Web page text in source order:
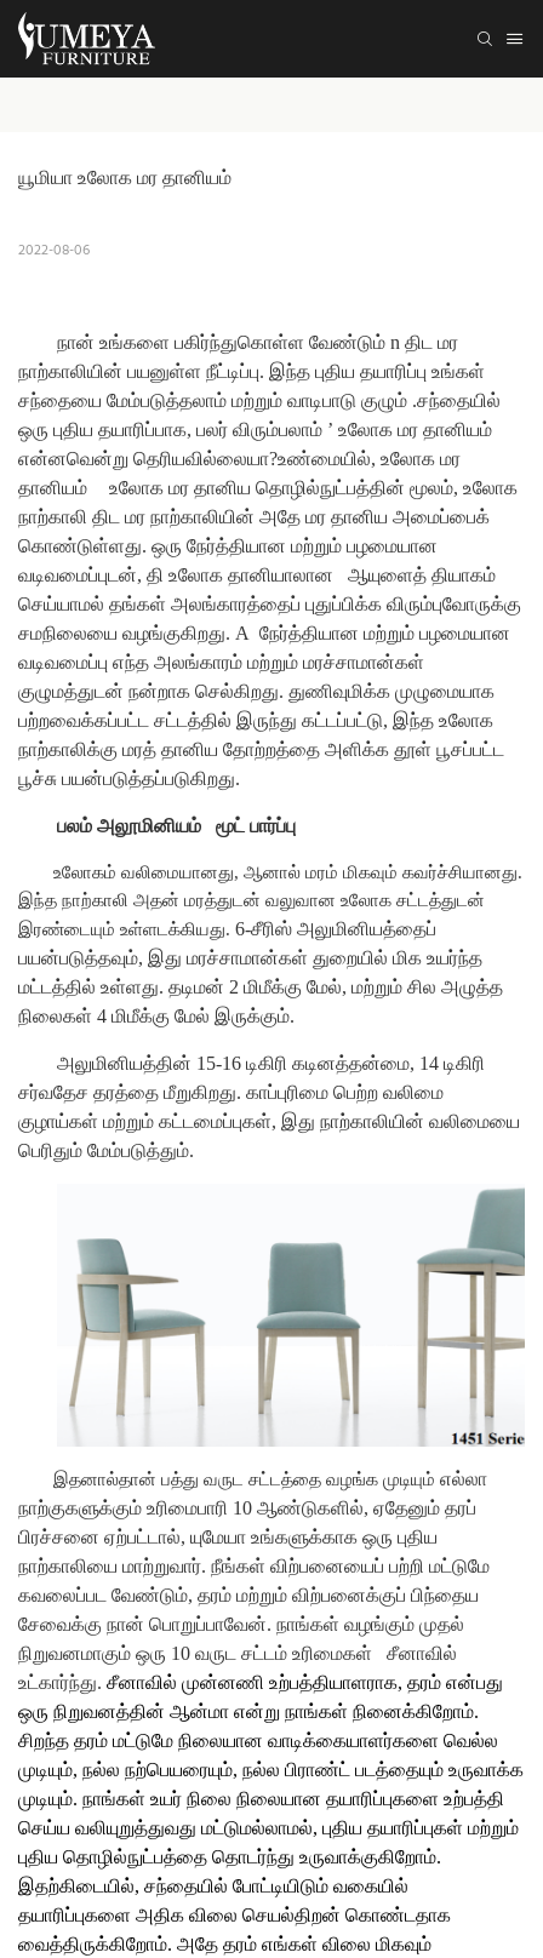
யூமியா உலோக மர தானியம்
2022-08-06
நான் உங்களை பகிர்ந்துகொள்ள வேண்டும் n திட மர
நாற்காலியின் பயனுள்ள நீட்டிப்பு. இந்த புதிய தயாரிப்பு உங்கள்
சந்தையை மேம்படுத்தலாம் மற்றும் வாடிபாடு குழும் .சந்தையில்
ஒரு புதிய தயாரிப்பாக, பலர் விரும்பலாம் ’ உலோக மர தானியம்
என்னவென்று தெரியவில்லையா?உண்மையில், உலோக மர
தானியம்
உலோக மர தானிய தொழில்நுட்பத்தின் மூலம், உலோக
நாற்காலி திட மர நாற்காலியின் அதே மர தானிய அமைப்பைக்
கொண்டுள்ளது. ஒரு நேர்த்தியான மற்றும் பழமையான
வடிவமைப்புடன், தி உலோக தானியாலான
ஆயுளைத் தியாகம்
செய்யாமல் தங்கள் அலங்காரத்தைப் புதுப்பிக்க விரும்புவோருக்கு
சமநிலையை வழங்குகிறது. A நேர்த்தியான மற்றும் பழமையான
வடிவமைப்பு எந்த அலங்காரம் மற்றும் மரச்சாமான்கள்
குழுமத்துடன் நன்றாக செல்கிறது. துணிவுமிக்க முழுமையாக
பற்றவைக்கப்பட்ட சட்டத்தில் இருந்து கட்டப்பட்டு, இந்த உலோக
நாற்காலிக்கு மரத் தானிய தோற்றத்தை அளிக்க தூள் பூசப்பட்ட
பூச்சு பயன்படுத்தப்படுகிறது.
பலம் அலூமினியம் மூட் பார்ப்பு
உலோகம் வலிமையானது, ஆனால் மரம் மிகவும் கவர்ச்சியானது.
இந்த நாற்காலி அதன் மரத்துடன் வலுவான உலோக சட்டத்துடன்
இரண்டையும் உள்ளடக்கியது. 6-சீரிஸ் அலுமினியத்தைப்
பயன்படுத்தவும், இது மரச்சாமான்கள் துறையில் மிக உயர்ந்த
மட்டத்தில் உள்ளது. தடிமன் 2 மிமீக்கு மேல், மற்றும் சில அழுத்த
நிலைகள் 4 மிமீக்கு மேல் இருக்கும்.
அலுமினியத்தின் 15-16 டிகிரி கடினத்தன்மை, 14 டிகிரி
சர்வதேச தரத்தை மீறுகிறது. காப்புரிமை பெற்ற வலிமை
குழாய்கள் மற்றும் கட்டமைப்புகள், இது நாற்காலியின் வலிமையை
பெரிதும் மேம்படுத்தும்.
இதனால்தான் பத்து வருட சட்டத்தை வழங்க முடியும்எல்லா
நாற்குகளுக்கும் உரிமைபாரி 10 ஆண்டுகளில், ஏதேனும் தரப்
பிரச்சனை ஏற்பட்டால், யுமேயா உங்களுக்காக ஒரு புதிய
நாற்காலியை மாற்றுவார். நீங்கள் விற்பனையைப் பற்றி மட்டுமே
கவலைப்பட வேண்டும், தரம் மற்றும் விற்பனைக்குப் பிந்தைய
சேவைக்கு நான் பொறுப்பாவேன். நாங்கள் வழங்கும் முதல்
நிறுவனமாகும் ஒரு 10 வருட சட்டம் உரிமைகள்
சீனாவில்
உட்கார்ந்து. சீனாவில் முன்னணி உற்பத்தியாளராக, தரம் என்பது
ஒரு நிறுவனத்தின் ஆன்மா என்று நாங்கள் நினைக்கிறோம்.
சிறந்த தரம் மட்டுமே நிலையான வாடிக்கையாளர்களை வெல்ல
முடியும், நல்ல நற்பெயரையும், நல்ல பிராண்ட் படத்தையும் உருவாக்க
முடியும். நாங்கள் உயர் நிலை நிலையான தயாரிப்புகளை உற்பத்தி
செய்ய வலியுறுத்துவது மட்டுமல்லாமல், புதிய தயாரிப்புகள் மற்றும்
புதிய தொழில்நுட்பத்தை தொடர்ந்து உருவாக்குகிறோம்.
இதற்கிடையில், சந்தையில் போட்டியிடும் வகையில்
தயாரிப்புகளை அதிக விலை செயல்திறன் கொண்டதாக
வைத்திருக்கிறோம். அதே தரம் எங்கள் விலை மிகவும்